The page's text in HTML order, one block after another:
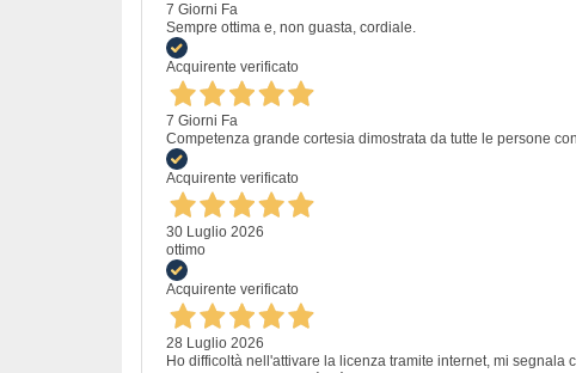
7 Giorni Fa
Sempre ottima e, non guasta, cordiale.
Acquirente verificato
7 Giorni Fa
Competenza grande cortesia dimostrata da tutte le persone
Acquirente verificato
30 Luglio 2026
ottimo
Acquirente verificato
28 Luglio 2026
Ho difficoltà nell'attivare la licenza tramite internet, mi